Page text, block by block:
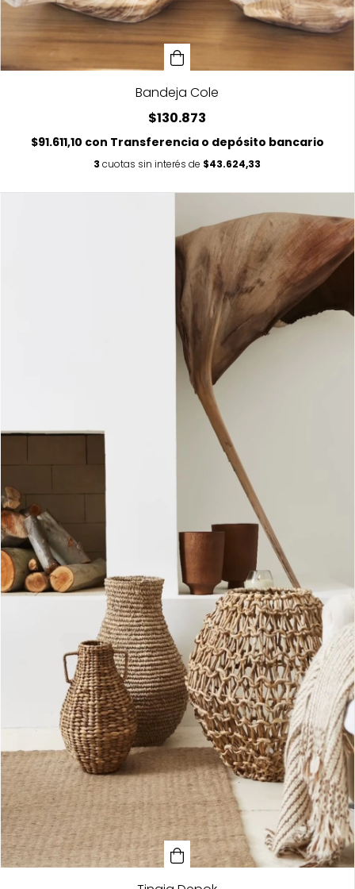
Bandeja Cole
$130.873
$91.611,10 con Transferencia o depósito bancario
3 cuotas sin interés de $43.624,33